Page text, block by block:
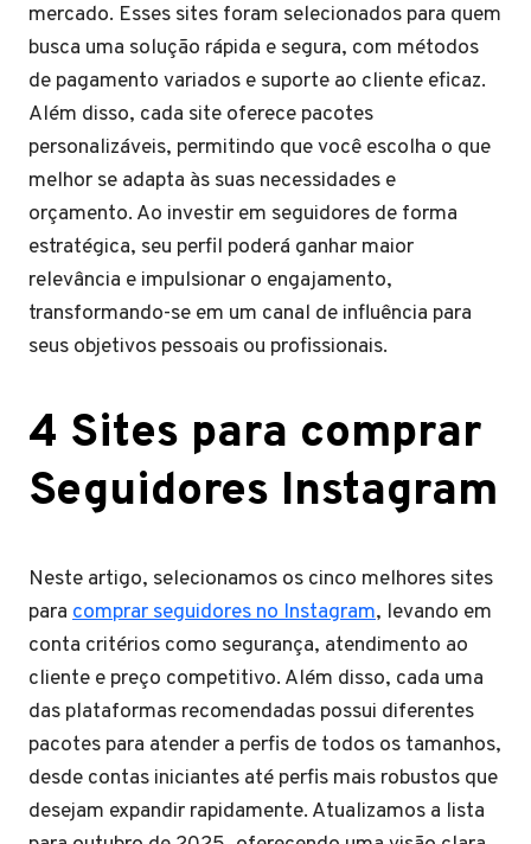
mercado. Esses sites foram selecionados para quem
busca uma solução rápida e segura, com métodos
de pagamento variados e suporte ao cliente eficaz.
Além disso, cada site oferece pacotes
personalizáveis, permitindo que você escolha o que
melhor se adapta às suas necessidades e
orçamento. Ao investir em seguidores de forma
estratégica, seu perfil poderá ganhar maior
relevância e impulsionar o engajamento,
transformando-se em um canal de influência para
seus objetivos pessoais ou profissionais.
4 Sites para comprar
Seguidores Instagram
Neste artigo, selecionamos os cinco melhores sites
para comprar seguidores no Instagram, levando em
conta critérios como segurança, atendimento ao
cliente e preço competitivo. Além disso, cada uma
das plataformas recomendadas possui diferentes
pacotes para atender a perfis de todos os tamanhos,
desde contas iniciantes até perfis mais robustos que
desejam expandir rapidamente. Atualizamos a lista